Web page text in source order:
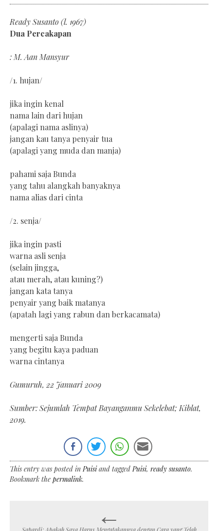
Ready Susanto (l. 1967)
Dua Percakapan
: M. Aan Mansyur
/1. hujan/
jika ingin kenal
nama lain dari hujan
(apalagi nama aslinya)
jangan kau tanya penyair tua
(apalagi yang muda dan manja)
pahami saja Bunda
yang tahu alangkah banyaknya
nama alias dari cinta
/2. senja/
jika ingin pasti
warna asli senja
(selain jingga,
atau merah, atau kuning?)
jangan kata tanya
penyair yang baik matanya
(apatah lagi yang rabun dan berkacamata)
mengerti saja Bunda
yang begitu kaya paduan
warna cintanya
Gumuruh, 22 Januari 2009
Sumber: Sejumlah Tempat Bayanganmu Sekelebat; Kiblat,
2019.
This entry was posted inPuisiand taggedPuisi, ready susanto.
Bookmark the permalink.
←